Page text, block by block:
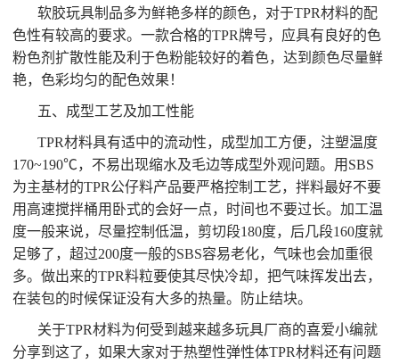
软胶玩具制品多为鲜艳多样的颜色，对于TPR材料的配
色性有较高的要求。一款合格的TPR牌号，应具有良好的色
粉色剂扩散性能及利于色粉能较好的着色，达到颜色尽量鲜
艳，色彩均匀的配色效果！
五、成型工艺及加工性能
TPR材料具有适中的流动性，成型加工方便，注塑温度
170~190℃，不易出现缩水及毛边等成型外观问题。用SBS
为主基材的TPR公仔料产品要严格控制工艺，拌料最好不要
用高速搅拌桶用卧式的会好一点，时间也不要过长。加工温
度一般来说，尽量控制低温，剪切段180度，后几段160度就
足够了，超过200度一般的SBS容易老化，气味也会加重很
多。做出来的TPR料粒要使其尽快冷却，把气味挥发出去，
在装包的时候保证没有大多的热量。防止结块。
关于TPR材料为何受到越来越多玩具厂商的喜爱小编就
分享到这了，如果大家对于热塑性弹性体TPR材料还有问题